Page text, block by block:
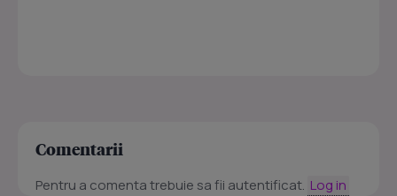
Comentarii
Pentru a comenta trebuie sa fii autentificat. Log in